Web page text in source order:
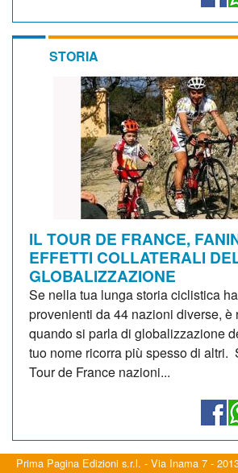
STORIA
IL TOUR DE FRANCE,
EFFETTI COLLATERALI
GLOBALIZZAZIONE
Se nella tua lunga storia ciclistica
provenienti da 44 nazioni diverse, è
quando si parla di globalizzazione
tuo nome ricorra più spesso di altri.
Tour de France nazioni...
Prima Pagina Edizioni s.r.l. - Via Inama 7 -